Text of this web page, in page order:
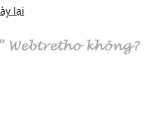
lại